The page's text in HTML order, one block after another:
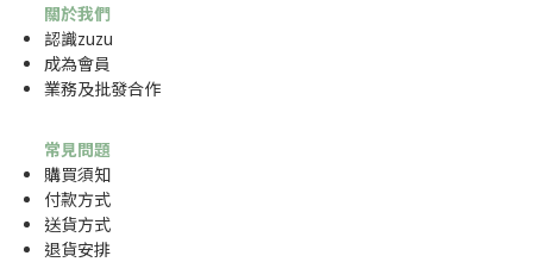
關於我們
認識zuzu
成為會員
業務及批發合作
常見問題
購買須知
付款方式
送貨方式
退貨安排